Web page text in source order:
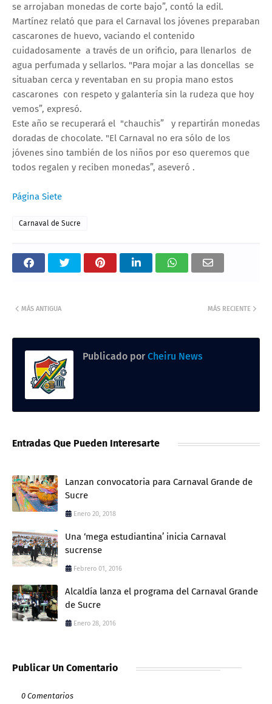
se arrojaban monedas de corte bajo”, contó la edil.
Martínez relató que para el Carnaval los jóvenes preparaban
cascarones de huevo, vaciando el contenido
cuidadosamente a través de un orificio, para llenarlos de
agua perfumada y sellarlos. "Para mojar a las doncellas se
situaban cerca y reventaban en su propia mano estos
cascarones con respeto y galantería sin la rudeza que hoy
vemos”, expresó.
Este año se recuperará el "chauchis” y repartirán monedas
doradas de chocolate. "El Carnaval no era sólo de los
jóvenes sino también de los niños por eso queremos que
todos regalen y reciben monedas”, aseveró .
Página Siete
Carnaval de Sucre
MÁS RECIENTE
MÁS ANTIGUA
Publicado por Cheiru News
Entradas Que Pueden Interesarte
Lanzan convocatoria para Carnaval Grande de
Sucre
Enero 20, 2018
Una ‘mega estudiantina’ inicia Carnaval
sucrense
Febrero 01, 2016
Alcaldía lanza el programa del Carnaval Grande
de Sucre
Enero 28, 2016
Publicar Un Comentario
0 Comentarios